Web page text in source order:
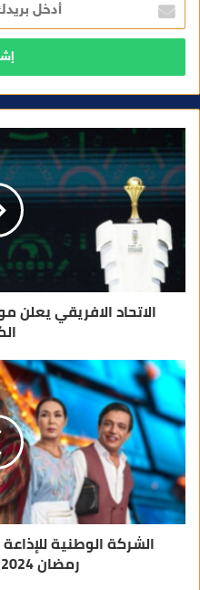
خ
ل
ر
ا
إ
ل
ك
ت
ن
الاتحاد الافريقي
الشركة الوطنية
رمضان 2024 على “الأولى”